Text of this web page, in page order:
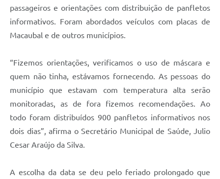
Legislaturas
Mesa Diretora
Galeria de Vídeos
Projetos
Contas Públicas
Legislação
passageiros e orientações com distribuição de panfletos
informativos. Foram abordados veículos com placas de
Macaubal e de outros municípios.
“Fizemos orientações, verificamos o uso de máscara e
quem não tinha, estávamos fornecendo. As pessoas do
município que estavam com temperatura alta serão
monitoradas, as de fora fizemos recomendações. Ao
todo foram distribuídos 900 panfletos informativos nos
dois dias”, afirma o Secretário Municipal de Saúde, Julio
Cesar Araújo da Silva.
A escolha da data se deu pelo feriado prolongado que